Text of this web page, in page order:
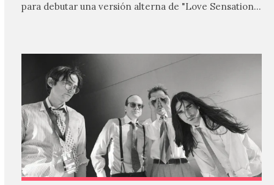
para debutar una versión alterna de "Love Sensation",